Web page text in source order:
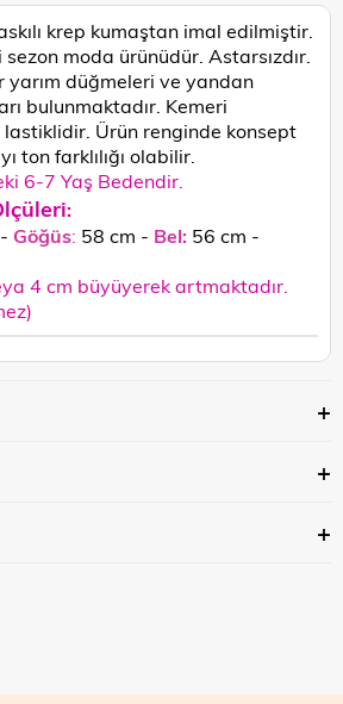
krep kumaştan imal edilmiştir.
sezon moda ürünüdür. Astarsızdır.
yarım düğmeleri ve yandan
bulunmaktadır. Kemeri
Ürün renginde konsept
ton farklılığı olabilir.
6-7 Yaş Bedendir.
:
Göğüs: 58 cm - Bel: 56 cm -
4 cm büyüyerek artmaktadır.